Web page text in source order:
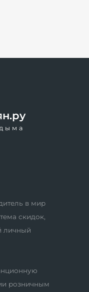
в мир
скидок,
личный
розничным